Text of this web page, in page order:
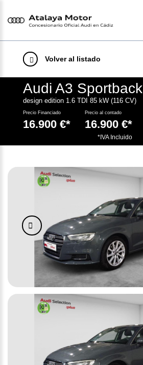
Volver al listado
Audi A3 Sportback
design edition 1.6 TDI 85 kW (116 CV)
Precio Financiado
16.900 €*
Precio al contado
16.900 €*
*IVA Incluido